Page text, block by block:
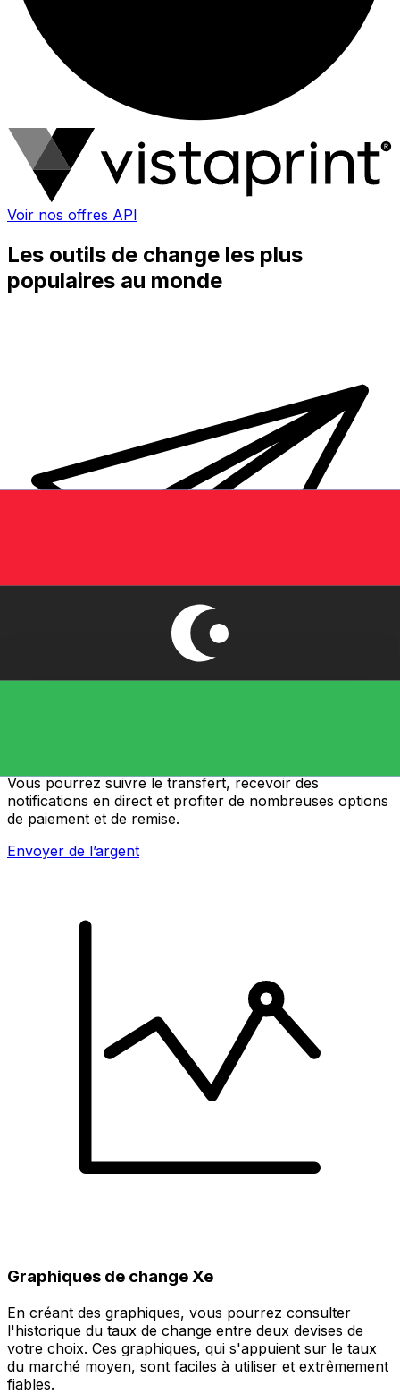
Voir nos offres API
Les outils de change les plus
populaires au monde
Vous pourrez suivre le transfert, recevoir des
notifications en direct et profiter de nombreuses options
de paiement et de remise.
Envoyer de l’argent
Graphiques de change Xe
En créant des graphiques, vous pourrez consulter
l'historique du taux de change entre deux devises de
votre choix. Ces graphiques, qui s'appuient sur le taux
du marché moyen, sont faciles à utiliser et extrêmement
fiables.